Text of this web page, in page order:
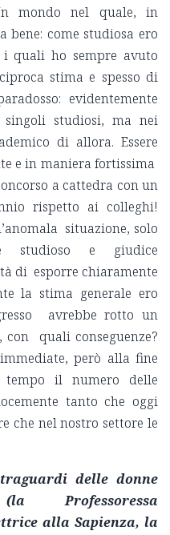
mondo nel quale, in
come studiosa ero
quali ho sempre avuto
stima e spesso di
evidentemente
studiosi, ma nei
di allora. Essere
e in maniera fortissima
a cattedra con un
rispetto ai colleghi!
situazione, solo
studioso e giudice
di esporre chiaramente
la stima generale ero
avrebbe rotto un
con quali conseguenze?
però alla fine
il numero delle
tanto che oggi
che nel nostro settore le
delle donne
Professoressa
alla Sapienza, la